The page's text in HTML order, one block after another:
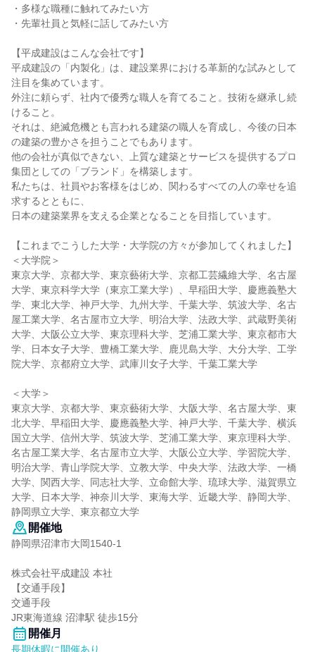
・多様な職種に触れてみたい方
・先輩社員と気軽に話してみたい方
【平成建設はこんな会社です】
平成建設の「内製化」は、建設業界における革新的な試みとして
注目を集めています。
外注に頼らず、社内で優秀な職人を育てること。技術を継承し続
けること。
それは、絶滅危機とも言われる建築の職人を育成し、今後の日本
の建築の豊かさを担うことでもあります。
他の会社が真似できない、上質な建築とサービスを提供するプロ
集団としての「ブランド」を構築します。
私たちは、社員やお客様をはじめ、関わるすべての人の幸せを追
求するとともに、
日本の建築業界を支える企業となることを目指しています。
【これまでこうした大学・大学院の方々が参加してくれました】
＜大学院＞
東京大学、京都大学、東京藝術大学、京都工芸繊維大学、名古屋
大学、東京科学大学（東京工業大学）、早稲田大学、慶應義塾大
学、東北大学、神戸大学、九州大学、千葉大学、筑波大学、名古
屋工業大学、名古屋市立大学、明治大学、法政大学、武蔵野美術
大学、大阪公立大学、東京理科大学、芝浦工業大学、東京都市大
学、日本女子大学、豊橋工業大学、鹿児島大学、大分大学、工学
院大学、京都府立大学、武庫川女子大学、千葉工業大学
＜大学＞
東京大学、京都大学、東京藝術大学、大阪大学、名古屋大学、東
北大学、早稲田大学、慶應義塾大学、神戸大学、千葉大学、横浜
国立大学、信州大学、筑波大学、芝浦工業大学、東京理科大学、
名古屋工業大学、名古屋市立大学、大阪公立大学、学習院大学、
明治大学、青山学院大学、立教大学、中央大学、法政大学、一橋
大学、関西大学、同志社大学、立命館大学、琉球大学、滋賀県立
大学、日本大学、神奈川大学、東海大学、近畿大学、静岡大学、
静岡県立大学、東京都立大学
開催地
静岡県沼津市大岡1540-1
株式会社平成建設 本社
【交通手段】
交通手段
JR東海道線 沼津駅 徒歩15分
開催月
長期休暇に開催あり